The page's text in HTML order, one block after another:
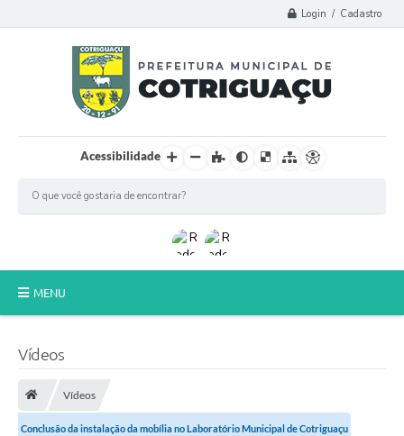
Login / Cadastro
Acessibilidade
MENU
A Prefeitura
Vídeos
Vídeos
Conclusão da instalação da mobília no Laboratório Municipal de Cotriguaçu